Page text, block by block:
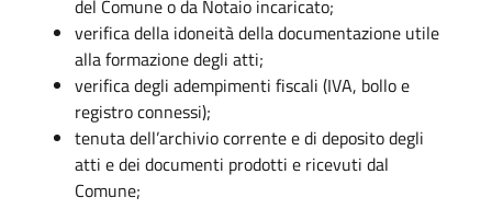
del Comune o da Notaio incaricato;
verifica della idoneità della documentazione utile
alla formazione degli atti;
verifica degli adempimenti fiscali (IVA, bollo e
registro connessi);
tenuta dell’archivio corrente e di deposito degli
atti e dei documenti prodotti e ricevuti dal
Comune;